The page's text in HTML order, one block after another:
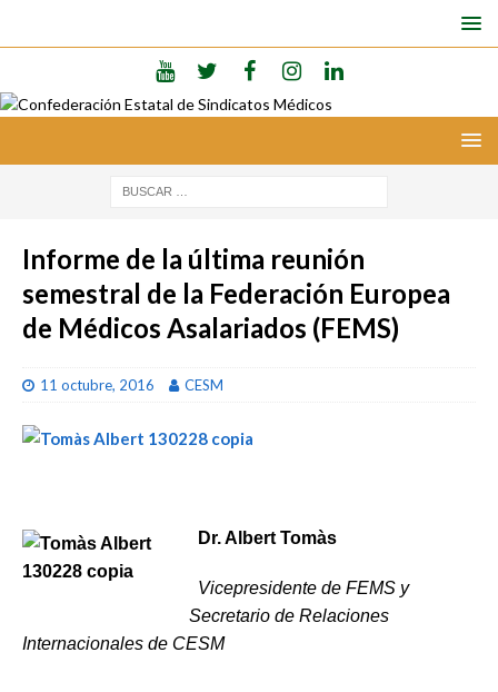
Informe de la última reunión
semestral de la Federación Europea
de Médicos Asalariados (FEMS)
11 octubre, 2016 CESM
Dr. Albert Tomàs
Vicepresidente de FEMS y
Secretario de Relaciones
Internacionales de CESM